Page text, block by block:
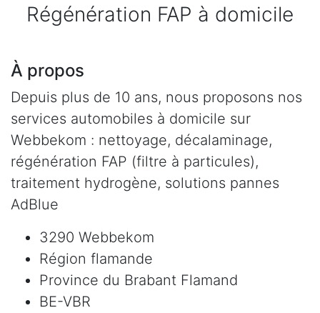
Régénération FAP à domicile
À propos
Depuis plus de 10 ans, nous proposons nos
services automobiles à domicile sur
Webbekom : nettoyage, décalaminage,
régénération FAP (filtre à particules),
traitement hydrogène, solutions pannes
AdBlue
3290 Webbekom
Région flamande
Province du Brabant Flamand
BE-VBR